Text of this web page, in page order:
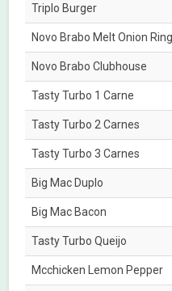
Triplo Burger
Novo Brabo Melt Onion
Novo Brabo Clubhouse
Tasty Turbo 1 Carne
Tasty Turbo 2 Carnes
Tasty Turbo 3 Carnes
Big Mac Duplo
Big Mac Bacon
Tasty Turbo Queijo
Mcchicken Lemon Pepper